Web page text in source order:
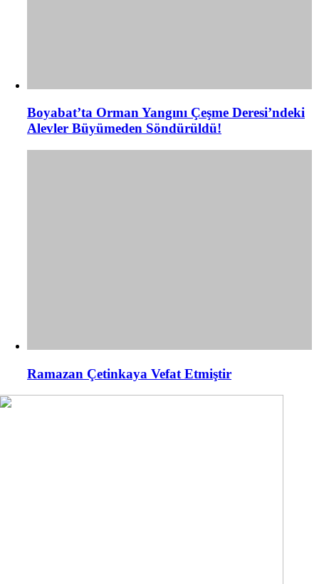
Boyabat’ta Orman Yangını Çeşme Deresi’ndeki
Alevler Büyümeden Söndürüldü!
Ramazan Çetinkaya Vefat Etmiştir